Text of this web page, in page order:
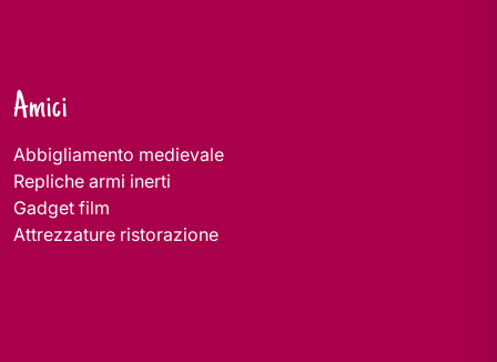
Amici
Abbigliamento medievale
Repliche armi inerti
Gadget film
Attrezzature ristorazione